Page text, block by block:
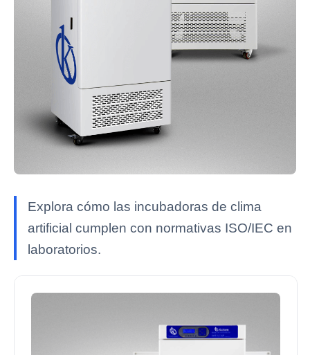
Explora cómo las incubadoras de clima
artificial cumplen con normativas ISO/IEC en
laboratorios.